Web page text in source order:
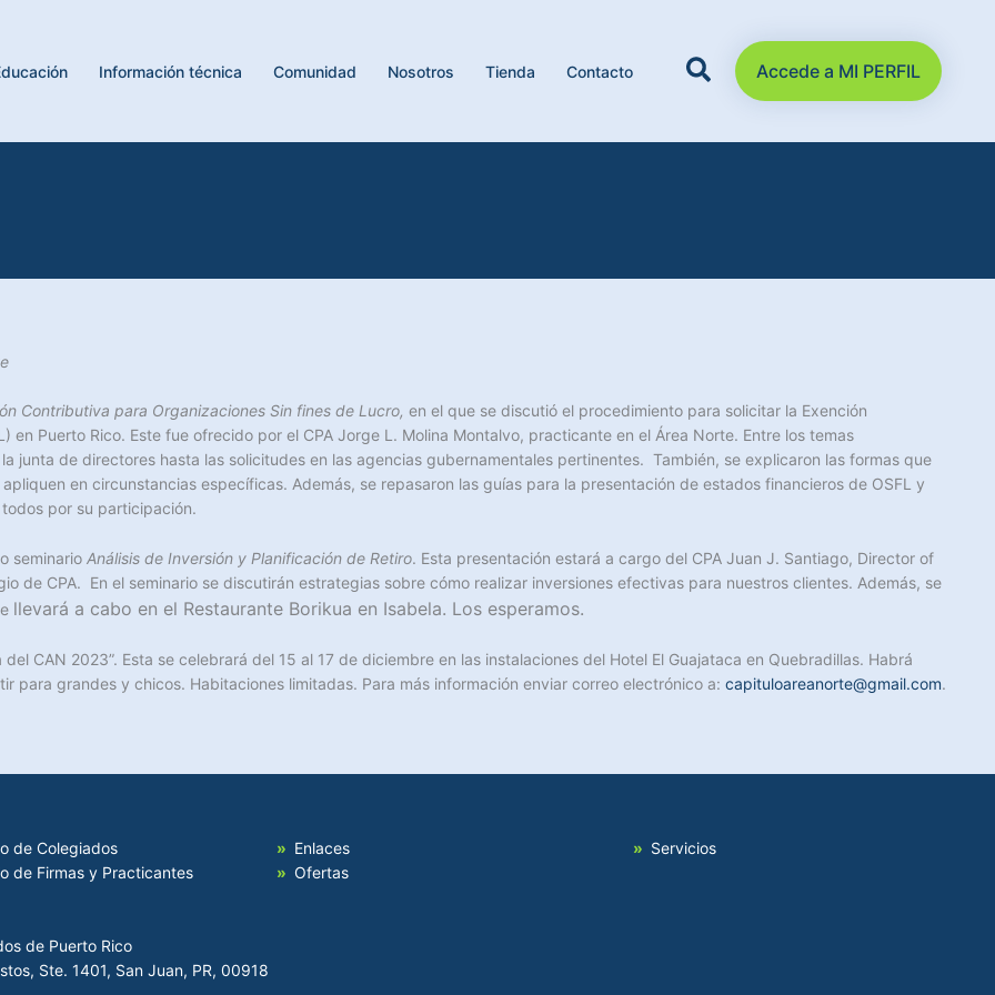
Información técnica Comunidad Nosotros Tienda Contacto Accede a MI PERFIL
Contributiva para Organizaciones Sin fines de Lucro, en el que se discutió el procedimiento para solicitar la Exención
en Puerto Rico. Este fue ofrecido por el CPA Jorge L. Molina Montalvo, practicante en el Área Norte. Entre los temas
junta de directores hasta las solicitudes en las agencias gubernamentales pertinentes. También, se explicaron las formas que
en circunstancias específicas. Además, se repasaron las guías para la presentación de estados financieros de OSFL y
por su participación.
seminario Análisis de Inversión y Planificación de Retiro. Esta presentación estará a cargo del CPA Juan J. Santiago, Director of
de CPA. En el seminario se discutirán estrategias sobre cómo realizar inversiones efectivas para nuestros clientes. Además, se
llevará a cabo en el Restaurante Borikua en Isabela. Los esperamos.
CAN 2023”. Esta se celebrará del 15 al 17 de diciembre en las instalaciones del Hotel El Guajataca en Quebradillas. Habrá
grandes y chicos. Habitaciones limitadas. Para más información enviar correo electrónico a: capituloareanorte@gmail.com.
de Colegiados
de Firmas y Practicantes
Enlaces
Ofertas
Servicios
de Puerto Rico
Ste. 1401, San Juan, PR, 00918